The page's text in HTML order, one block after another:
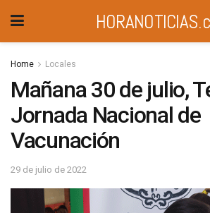
Home Locales
Mañana 30 de julio,
Jornada Nacional de
Vacunación
29 de julio de 2022